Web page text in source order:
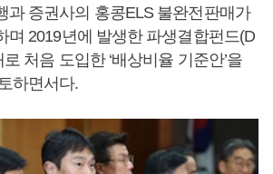
과 증권사의 홍콩ELS 불완전판매가
며 2019년에 발생한 파생결합펀드(D
처음 도입한 ‘배상비율 기준안’을
하면서다.